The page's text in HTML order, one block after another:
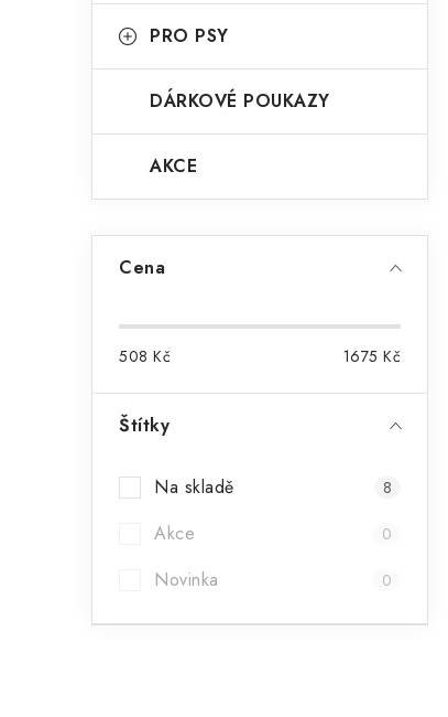
PRO PSY
DÁRKOVÉ POUKAZY
AKCE
Cena
508 Kč 1675 Kč
Štítky
Na skladě 8
Akce 0
Novinka 0